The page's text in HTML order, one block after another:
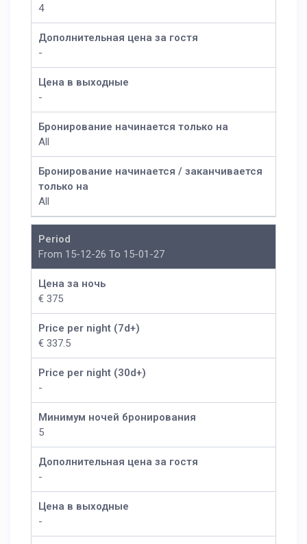
4
Дополнительная цена за гостя
-
Цена в выходные
-
Бронирование начинается только на
All
Бронирование начинается / заканчивается
только на
All
Period
From 15-12-26 To 15-01-27
Цена за ночь
€ 375
Price per night (7d+)
€ 337.5
Price per night (30d+)
-
Минимум ночей бронирования
5
Дополнительная цена за гостя
-
Цена в выходные
-